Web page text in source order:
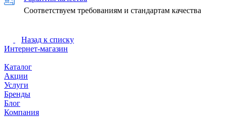
Соответствуем требованиям и стандартам качества
Назад к списку
Интернет-магазин
Каталог
Акции
Услуги
Бренды
Блог
Компания